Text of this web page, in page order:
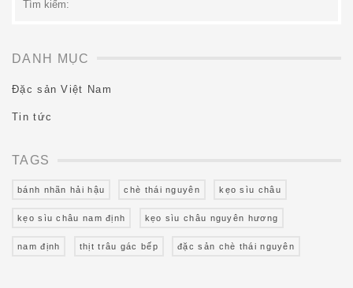
kiếm:
DANH MỤC
Đặc sản Việt Nam
Tin tức
TAGS
bánh nhãn hải hậu chè thái nguyên kẹo sìu châu
kẹo sìu châu nam định kẹo sìu châu nguyên hương
nam định thịt trâu gác bếp đặc sản chè thái nguyên